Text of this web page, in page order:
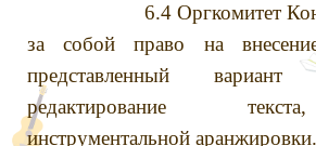
6.4 Оргкомитет
за собой право на
представленный вариант
редактирование
инструментальной аранжировки.